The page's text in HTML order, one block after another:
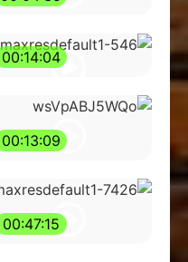
00:14:04
00:13:09
00:47:15